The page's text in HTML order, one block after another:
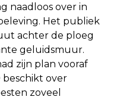
naadloos over in
Het publiek
achter de ploeg
geluidsmuur.
zijn plan vooraf
over
zoveel